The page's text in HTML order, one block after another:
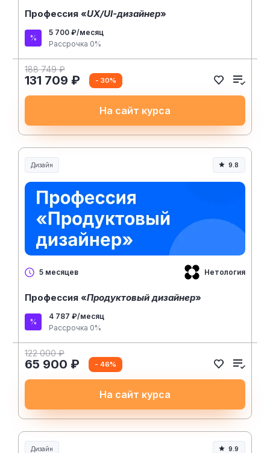
Профессия «UX/UI-дизайнер»
5 700 ₽/месяц
Рассрочка 0%
188 749 ₽
131 709 ₽ - 30%
На сайт курса
Дизайн 9.8
5 месяцев Нетология
Профессия «Продуктовый дизайнер»
4 787 ₽/месяц
Рассрочка 0%
122 000 ₽
65 900 ₽ - 46%
На сайт курса
Дизайн 9.9